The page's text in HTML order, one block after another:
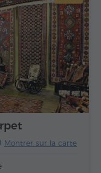
Montrer sur la carte